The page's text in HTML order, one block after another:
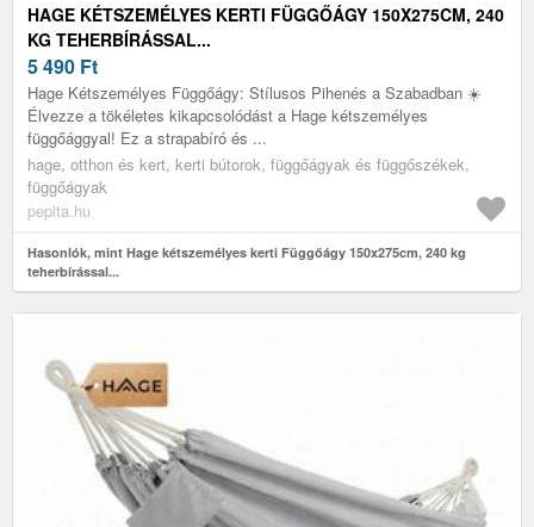
HAGE KÉTSZEMÉLYES KERTI FÜGGŐÁGY 150X275CM, 240
KG TEHERBÍRÁSSAL...
5 490 Ft
Hage Kétszemélyes Függőágy: Stílusos Pihenés a Szabadban ☀️
Élvezze a tökéletes kikapcsolódást a Hage kétszemélyes
függőággyal! Ez a strapabíró és ...
hage, otthon és kert, kerti bútorok, függőágyak és függőszékek,
függőágyak
pepita.hu
Hasonlók, mint Hage kétszemélyes kerti Függőágy 150x275cm, 240 kg
teherbírással...